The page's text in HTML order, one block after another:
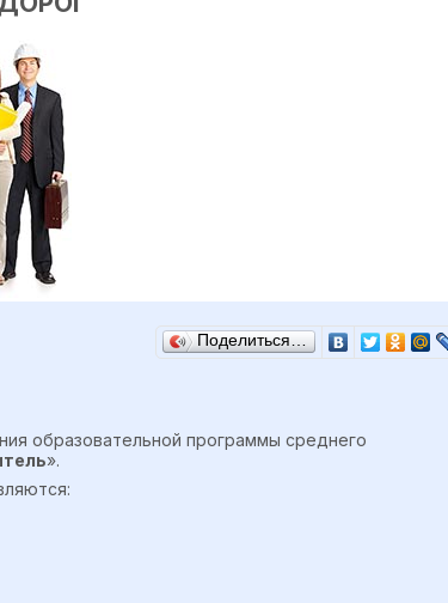
Поделиться…
образовательной программы среднего
».